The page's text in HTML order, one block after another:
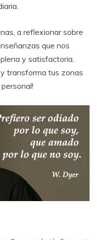
a reflexionar sobre
que nos
y satisfactoria.
transforma tus zonas